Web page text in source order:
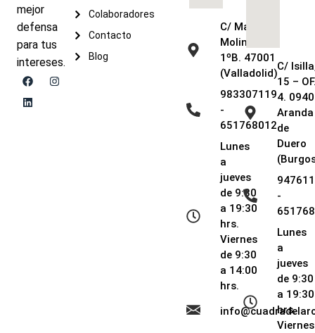
mejor
defensa
para tus
intereses.
Colaboradores
Contacto
Blog
C/ María de
Molina, 9 –
1ºB. 47001
(Valladolid)
983307119
-
651768012
Lunes
a
jueves
de 9:30
a 19:30
hrs.
Viernes
de 9:30
a 14:00
hrs.
C/
15 –
4.
Aranda
de
Duero
-
Lunes
a
jueves
de 9:30
a 19:30
hrs.
Viernes